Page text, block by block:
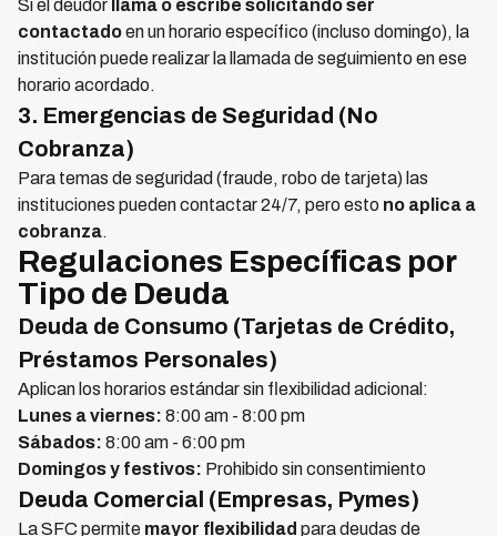
Si el deudor
llama o escribe solicitando ser
contactadoen un horario específico (incluso domingo), la
institución puede realizar la llamada de seguimiento en ese
horario acordado.
3. Emergencias de Seguridad (No
Cobranza)
Para temas de seguridad (fraude, robo de tarjeta) las
instituciones pueden contactar 24/7, pero esto no aplica a
cobranza.
Regulaciones Específicas por
Tipo de Deuda
Deuda de Consumo (Tarjetas de Crédito,
Préstamos Personales)
Aplican los horarios estándar sin flexibilidad adicional:
Lunes a viernes: 8:00 am - 8:00 pm
Sábados: 8:00 am - 6:00 pm
Domingos y festivos: Prohibido sin consentimiento
Deuda Comercial (Empresas, Pymes)
La SFC permite mayor flexibilidad para deudas de